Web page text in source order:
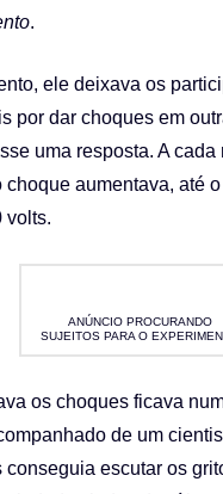
.
ele deixava os
por dar choques em
uma resposta. A cada
choque aumentava, até
volts.
ANÚNCIO PROCURANDO
SUJEITOS PARA O
os choques ficava
de um
conseguia escutar os